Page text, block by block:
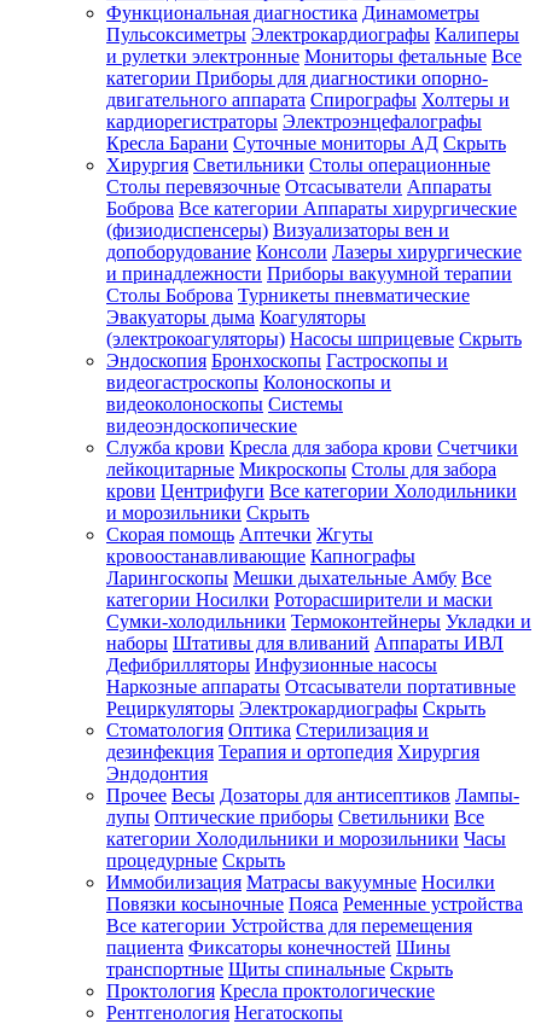
Функциональная диагностика Динамометры
Пульсоксиметры Электрокардиографы Калиперы
и рулетки электронные Мониторы фетальные Все
категории Приборы для диагностики опорно-
двигательного аппарата Спирографы Холтеры и
кардиорегистраторы Электроэнцефалографы
Кресла Барани Суточные мониторы АД Скрыть
Хирургия Светильники Столы операционные
Столы перевязочные Отсасыватели Аппараты
Боброва Все категории Аппараты хирургические
(физиодиспенсеры) Визуализаторы вен и
допоборудование Консоли Лазеры хирургические
и принадлежности Приборы вакуумной терапии
Столы Боброва Турникеты пневматические
Эвакуаторы дыма Коагуляторы
(электрокоагуляторы) Насосы шприцевые Скрыть
Эндоскопия Бронхоскопы Гастроскопы и
видеогастроскопы Колоноскопы и
видеоколоноскопы Системы
видеоэндоскопические
Служба крови Кресла для забора крови Счетчики
лейкоцитарные Микроскопы Столы для забора
крови Центрифуги Все категории Холодильники
и морозильники Скрыть
Скорая помощь Аптечки Жгуты
кровоостанавливающие Капнографы
Ларингоскопы Мешки дыхательные Амбу Все
категории Носилки Роторасширители и маски
Сумки-холодильники Термоконтейнеры Укладки и
наборы Штативы для вливаний Аппараты ИВЛ
Дефибрилляторы Инфузионные насосы
Наркозные аппараты Отсасыватели портативные
Рециркуляторы Электрокардиографы Скрыть
Стоматология Оптика Стерилизация и
дезинфекция Терапия и ортопедия Хирургия
Эндодонтия
Прочее Весы Дозаторы для антисептиков Лампы-
лупы Оптические приборы Светильники Все
категории Холодильники и морозильники Часы
процедурные Скрыть
Иммобилизация Матрасы вакуумные Носилки
Повязки косыночные Пояса Ременные устройства
Все категории Устройства для перемещения
пациента Фиксаторы конечностей Шины
транспортные Щиты спинальные Скрыть
Проктология Кресла проктологические
Рентгенология Негатоскопы